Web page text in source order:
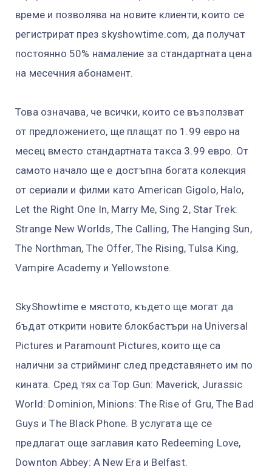
време и позволява на новите клиенти, които се
регистрират през skyshowtime.com, да получат
постоянно 50% намаление за стандартната цена
на месечния абонамент.
Това означава, че всички, които се възползват
от предложението, ще плащат по 1.99 евро на
месец вместо стандартната такса 3.99 евро. От
самото начало ще е достъпна богата колекция
от сериали и филми като American Gigolo, Halo,
Let the Right One In, Marry Me, Sing 2, Star Trek:
Strange New Worlds, The Calling, The Hanging Sun,
The Northman, The Offer, The Rising, Tulsa King,
Vampire Academy и Yellowstone.
SkyShowtime е мястото, където ще могат да
бъдат открити новите блокбастъри на Universal
Pictures и Paramount Pictures, които ще са
налични за стрийминг след представянето им по
кината. Сред тях са Top Gun: Maverick, Jurassic
World: Dominion, Minions: The Rise of Gru, The Bad
Guys и The Black Phone. В услугата ще се
предлагат още заглавия като Redeeming Love,
Downton Abbey: A New Era и Belfast.